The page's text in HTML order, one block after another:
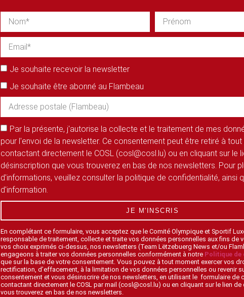
Je souhaite recevoir la newsletter
Je souhaite être abonné au Flambeau
Par la présente, j'autorise la collecte et le traitement de mes
pour l'envoi de la newsletter. Ce consentement peut être retiré à
contactant directement le COSL (cosl@cosl.lu) ou en cliquant sur le
désinscription que vous trouverez en bas de nos newsletters. Pour
d'informations, veuillez consulter la politique de confidentialité, ainsi
d'information.
JE M'INSCRIS
En complétant ce formulaire, vous acceptez que le Comité Olympique et Sportif
responsable de traitement, collecte et traite vos données personnelles aux fins de
vos choix exprimés ci-dessus, nos newsletters (Team Lëtzebuerg News et/ou
engageons à traiter vos données personnelles conformément à notre Politique
que sur la base de votre consentement. Vous pouvez à tout moment exercer vos
rectification, d’effacement, à la limitation de vos données personnelles ou revenir
consentement et vous désinscrire de nos newsletters, en utilisant le formulaire de
contactant directement le COSL par mail (cosl@cosl.lu) ou en cliquant sur le lien
vous trouverez en bas de nos newsletters.